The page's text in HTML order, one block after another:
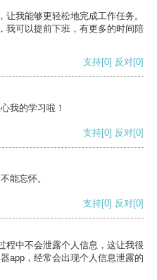
我能够更轻松地完成工作任务。
我可以提前下班，有更多的时间陪
支持[0] 反对[0]
我的学习啦！
支持[0] 反对[0]
能忘怀。
支持[0] 反对[0]
程中不会泄露个人信息，这让我很
app，经常会出现个人信息泄露的